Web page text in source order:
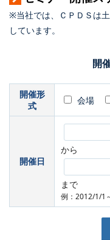
※当社では、ＣＰＤＳは
しています。
開
開催形
式
会場
開催日
から
まで
例：2012/1/1